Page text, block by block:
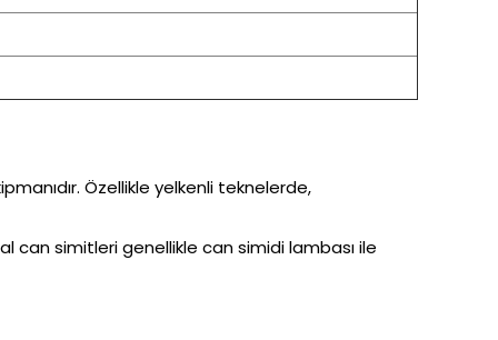
Özellikle yelkenli teknelerde,
can simitleri genellikle can simidi lambası ile